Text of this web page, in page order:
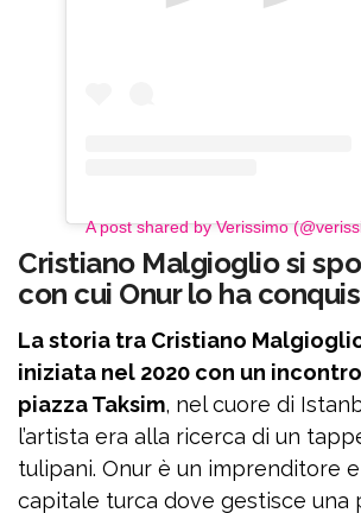
A post shared by Verissimo
Cristiano Malgioglio si
con cui Onur lo ha
La storia tra Cristiano
iniziata nel 2020 con un
piazza Taksim, nel cuore di
l’artista era alla ricerca di un
tulipani. Onur è un imprenditore
capitale turca dove gestisce una